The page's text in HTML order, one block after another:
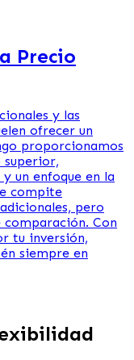
Precio
y las
ofrecer un
proporcionamos
superior,
un enfoque en la
compite
pero
Con
tu inversión,
siempre en